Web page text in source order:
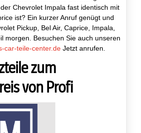
Chevrolet Impala fast identisch mit
ist? Ein kurzer Anruf genügt und
Pickup, Bel Air, Caprice, Impala,
morgen. Besuchen Sie auch unseren
car-teile-center.de Jetzt anrufen.
zum
von Profi